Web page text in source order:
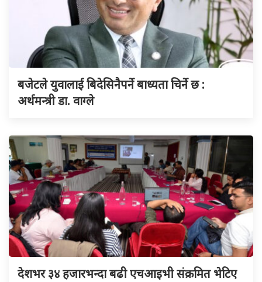
बजेटले युवालाई बिदेसिनैपर्ने बाध्यता चिर्ने छ :
अर्थमन्त्री डा. वाग्ले
देशभर ३४ हजारभन्दा बढी एचआइभी संक्रमित भेटिए